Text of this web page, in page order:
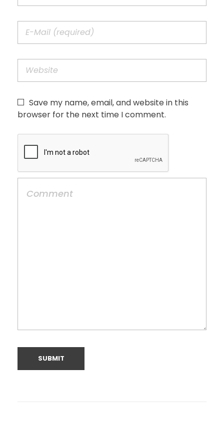
Save my name, email, and website in this
browser for the next time I comment.